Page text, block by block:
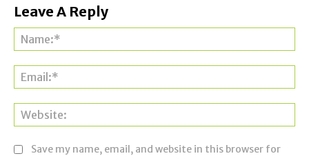
Leave A Reply
Save my name, email, and website in this browser for